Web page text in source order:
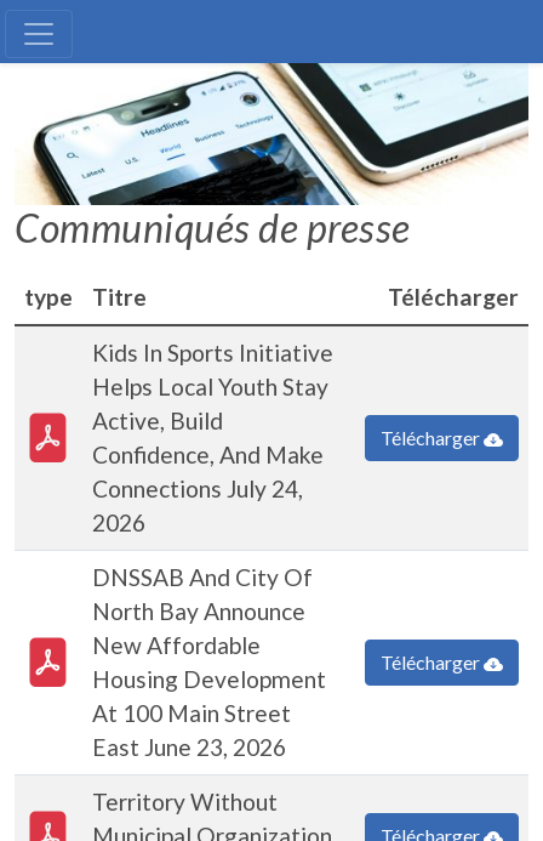
Communiqués de presse
type Titre Télécharger
PDF Document
Kids In Sports Initiative
Helps Local Youth Stay
Active, Build
Confidence, And Make
Connections July 24,
2026
Télécharger
PDF Document
DNSSAB And City Of
North Bay Announce
New Affordable
Housing Development
At 100 Main Street
East June 23, 2026
Télécharger
PDF Document
Territory Without
Télécharger